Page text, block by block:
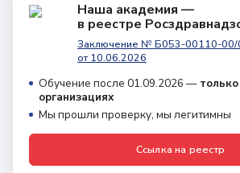
Наша академия —
в реестре
Заключение № Б053-00110-00/
от 10.06.2026
Обучение после 01.09.2026 —
организациях
Мы прошли проверку, мы легитимны
Ссылка на реестр